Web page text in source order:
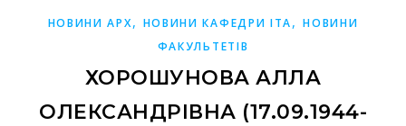
НОВИНИ АРХ, НОВИНИ КАФЕДРИ ІТА,НОВИНИ
ФАКУЛЬТЕТІВ
ХОРОШУНОВА АЛЛА
ОЛЕКСАНДРІВНА (17.09.1944-